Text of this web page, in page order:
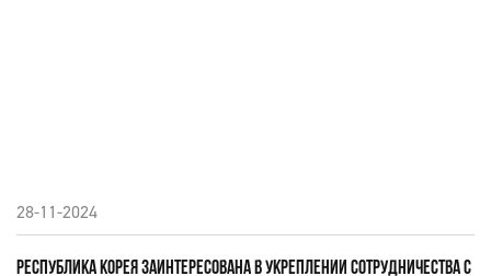
28-11-2024
РЕСПУБЛИКА КОРЕЯ ЗАИНТЕРЕСОВАНА В УКРЕПЛЕНИИ СОТРУДНИЧЕСТВА С